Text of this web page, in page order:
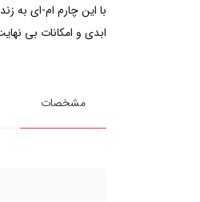
ابدی و امکانات بی
مشخصات